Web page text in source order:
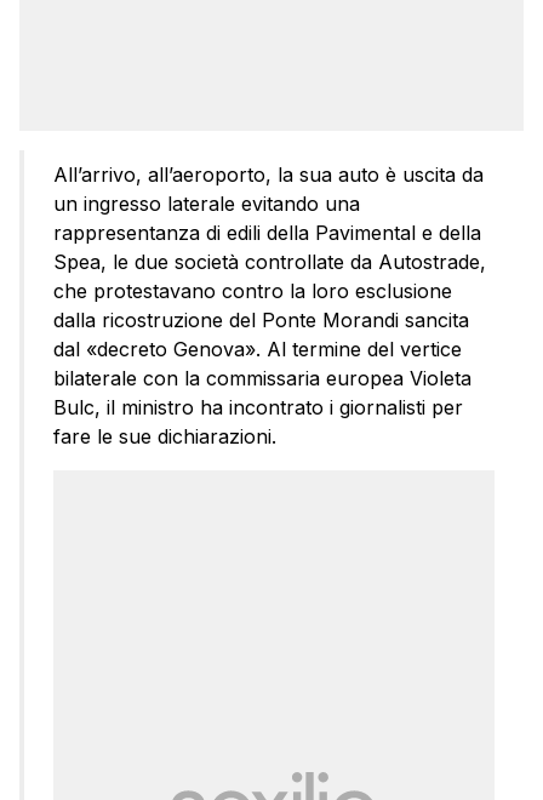
All’arrivo, all’aeroporto, la sua auto è uscita da
un ingresso laterale evitando una
rappresentanza di edili della Pavimental e della
Spea, le due società controllate da Autostrade,
che protestavano contro la loro esclusione
dalla ricostruzione del Ponte Morandi sancita
dal «decreto Genova». Al termine del vertice
bilaterale con la commissaria europea Violeta
Bulc, il ministro ha incontrato i giornalisti per
fare le sue dichiarazioni.